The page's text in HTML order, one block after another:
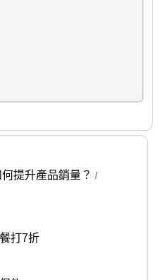
提升產品銷量？ /
打7折